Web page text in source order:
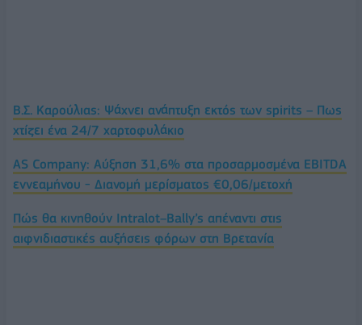
Β.Σ. Καρούλιας: Ψάχνει ανάπτυξη εκτός των spirits – Πως
χτίζει ένα 24/7 χαρτοφυλάκιο
AS Company: Αύξηση 31,6% στα προσαρμοσμένα EBITDA
εννεαμήνου - Διανομή μερίσματος €0,06/μετοχή
Πώς θα κινηθούν Intralot–Bally’s απέναντι στις
αιφνιδιαστικές αυξήσεις φόρων στη Βρετανία